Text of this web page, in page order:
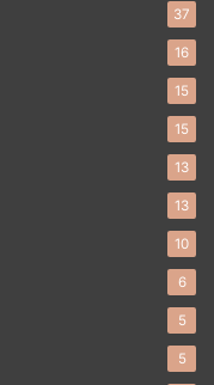
37
16
15
15
13
13
10
6
5
5